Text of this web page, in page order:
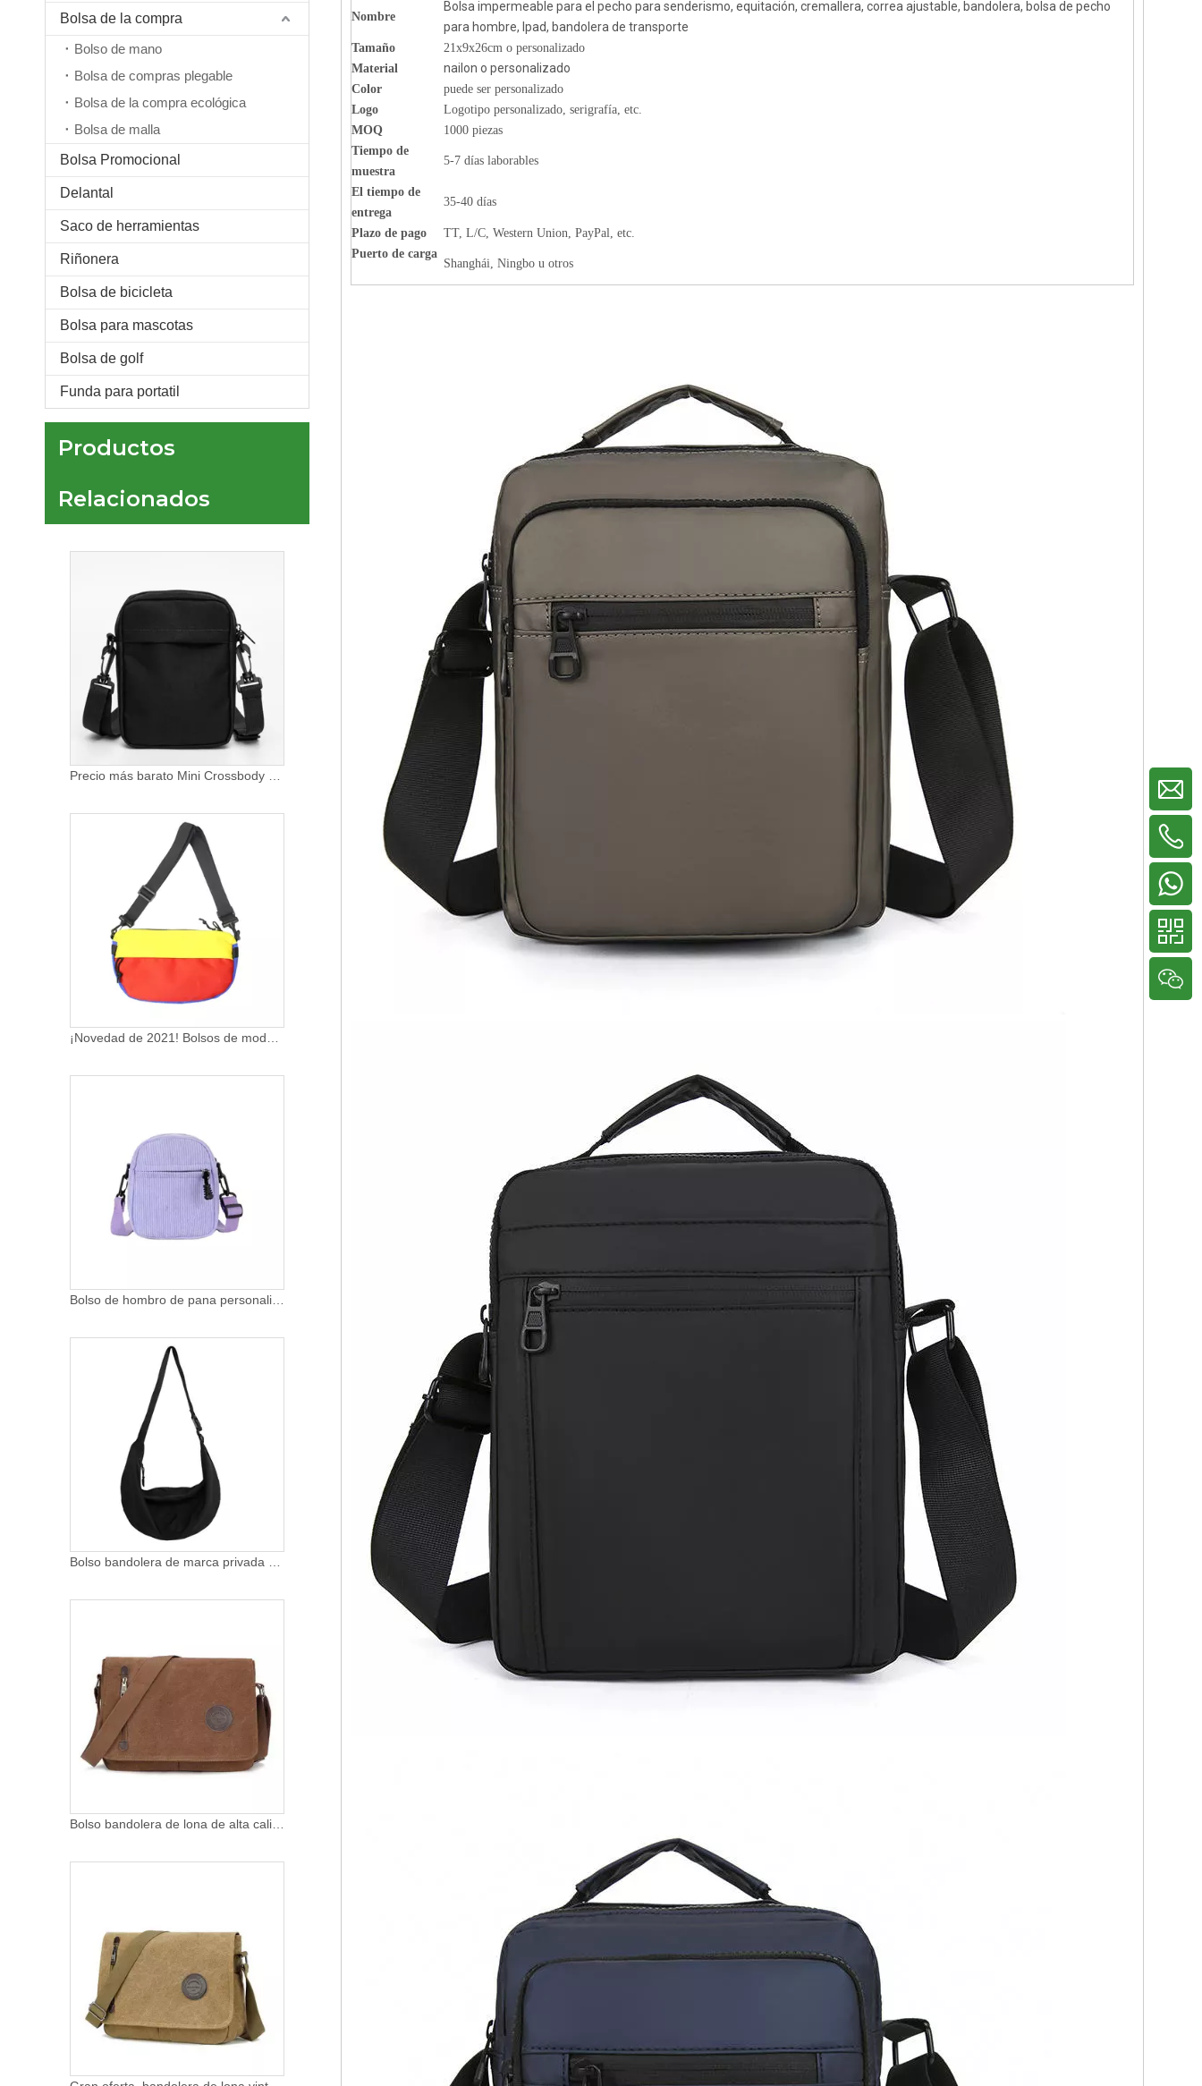
Bolsa de la compra
Bolso de mano
Bolsa de compras plegable
Bolsa de la compra ecológica
Bolsa de malla
Bolsa Promocional
Delantal
Saco de herramientas
Riñonera
Bolsa de bicicleta
Bolsa para mascotas
Bolsa de golf
Funda para portatil
Productos
Relacionados
Precio más barato Mini Crossbody pequeño bolso de hombro para hombres mujeres Messenger Satchel Bag mujeres llegan Trendy Messenger Sling Bag
¡Novedad de 2021! Bolsos de moda, bandolera única, bandolera cruzada en el pecho para mujer, bandolera de hombro
Bolso de hombro de pana personalizado, bolso de hombro tipo bandolera para mujer, Mini bolso de pana
Bolso bandolera de marca privada para mujer, bandolera de nailon, bandolera impermeable con correa ajustable, bandolera cruzada
Bolso bandolera de lona de alta calidad, venta al por mayor, bolsos de algodón de diseñador para hombres y mujeres
Nombre
Bolsa impermeable para el pecho para senderismo, equitación, cremallera, correa ajustable, bandolera, bolsa de pecho
para hombre, Ipad, bandolera de transporte
Tamaño
21x9x26cm o personalizado
Material
nailon o personalizado
Color
puede ser personalizado
Logo
Logotipo personalizado, serigrafía, etc.
MOQ
1000 piezas
Tiempo de
muestra
5-7 días laborables
El tiempo de
entrega
35-40 días
Plazo de pago
TT, L/C, Western Union, PayPal, etc.
Puerto de carga
Shanghái, Ningbo u otros